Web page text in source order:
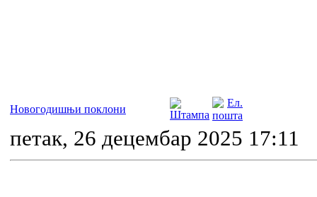
Новогодишњи поклони
петак, 26 децембар 2025 17:11